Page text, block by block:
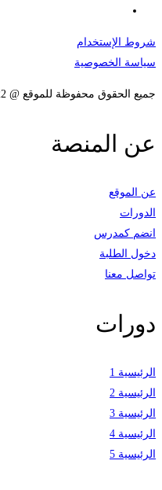
شروط الإستخدام
سياسة الخصوصية
جميع الحقوق محفوظة للموقع @ 2022
عن المنصة
عن الموقع
الدورات
انضم كمدرس
دخول الطلبة
تواصل معنا
دورات
الرئيسية 1
الرئيسية 2
الرئيسية 3
الرئيسية 4
الرئيسية 5